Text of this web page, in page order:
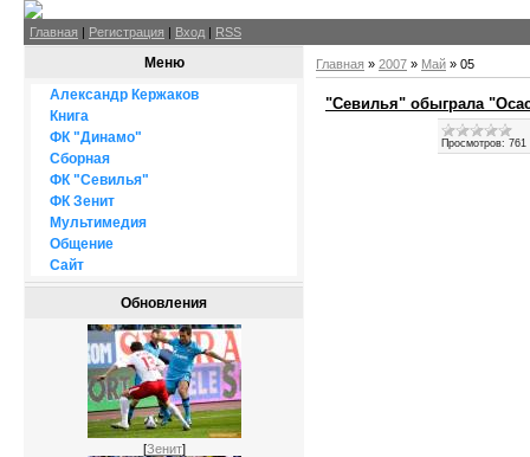
Главная | Регистрация | Вход | RSS
Меню
Александр Кержаков
Книга
ФК "Динамо"
Сборная
ФК "Севилья"
ФК Зенит
Мультимедия
Общение
Сайт
Обновления
[Зенит]
Главная » 2007 » Май » 05
"Севилья" обыграла
Просмотров: 761